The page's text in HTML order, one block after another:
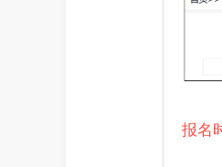
报名